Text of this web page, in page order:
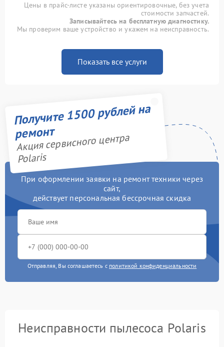
Цены в прайс-листе указаны ориентировочные, без учета
стоимости запчастей.
Записывайтесь на бесплатную диагностику.
Мы проверим ваше устройство и укажем на неисправность.
Показать все услуги
Получите 1500 рублей на
ремонт
Акция сервисного центра
Polaris
При оформлении заявки на ремонт техники через
сайт,
действует персональная бессрочная скидка
Отправляя, Вы соглашаетесь с политикой конфиденциальности
Неисправности пылесоса Polaris